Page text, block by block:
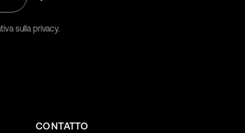
sulla privacy.
CONTATTO